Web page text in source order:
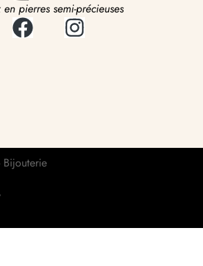
pierres semi-précieuses